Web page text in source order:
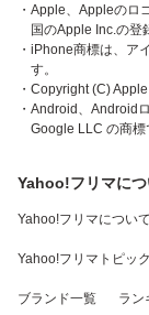
・Apple、Appleのロ
国のApple Inc.の登
・iPhone商標は、ア
す。
・Copyright (C)
・Android、Android
Google LLC の商標
Yahoo!フリマにつ
Yahoo!フリマについて
Yahoo!フリマトピッ
ブランド一覧 ラン